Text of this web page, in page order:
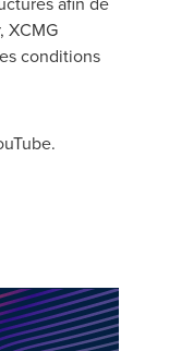
XCMG
conditions